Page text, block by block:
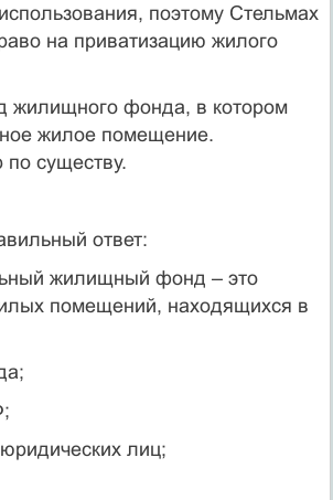
поэтому Стельмах
на приватизацию жилого
жилищного фонда, в котором
жилое помещение.
по существу.
ответ:
жилищный фонд – это
помещений, находящихся в
лиц;